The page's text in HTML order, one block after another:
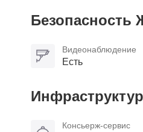
Безопасность
Видеонаблюдение
Есть
Консьерж-сервис